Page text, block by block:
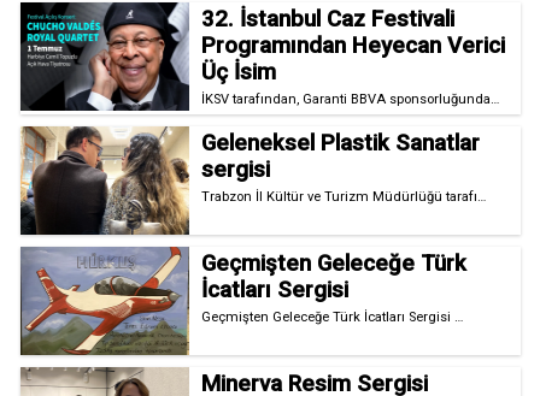
32. İstanbul Caz Festivali
Programından Heyecan Verici
Üç İsim
İKSV tarafından, Garanti BBVA sponsorluğunda…
Geleneksel Plastik Sanatlar
sergisi
Trabzon İl Kültür ve Turizm Müdürlüğü tarafı…
Geçmişten Geleceğe Türk
İcatları Sergisi
Geçmişten Geleceğe Türk İcatları Sergisi …
Minerva Resim Sergisi